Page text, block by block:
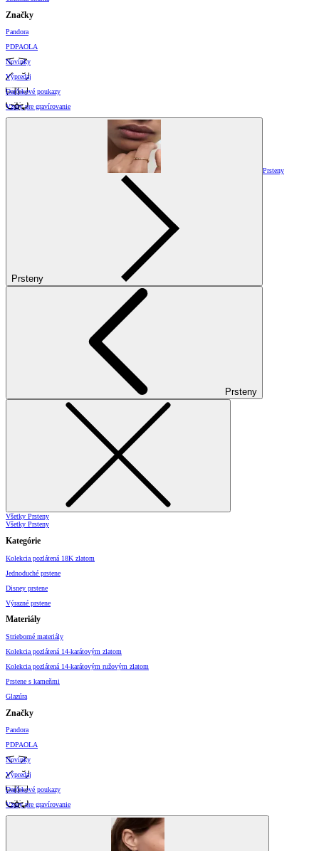
Značky
Pandora
PDPAOLA
Novinky
Výpredaj
Darčekové poukazy
Vzory pre gravírovanie
Prsteny
Prsteny
Prsteny
Všetky Prsteny
Všetky Prsteny
Kategórie
Kolekcia pozlátená 18K zlatom
Jednoduché prstene
Disney prstene
Výrazné prstene
Materiály
Strieborné materiály
Kolekcia pozlátená 14-karátovým zlatom
Kolekcia pozlátená 14-karátovým ružovým zlatom
Prstene s kameňmi
Glazúra
Značky
Pandora
PDPAOLA
Novinky
Výpredaj
Darčekové poukazy
Vzory pre gravírovanie